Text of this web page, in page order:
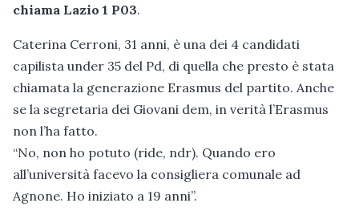
chiama Lazio 1 P03.
Caterina Cerroni, 31 anni, è una dei 4 candidati
capilista under 35 del Pd, di quella che presto è stata
chiamata la generazione Erasmus del partito. Anche
se la segretaria dei Giovani dem, in verità l’Erasmus
non l’ha fatto.
“No, non ho potuto (ride, ndr). Quando ero
all’università facevo la consigliera comunale ad
Agnone. Ho iniziato a 19 anni”.